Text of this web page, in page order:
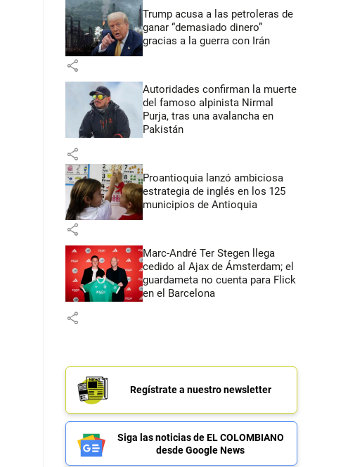
Trump acusa a las petroleras de
ganar “demasiado dinero”
gracias a la guerra con Irán
share
Autoridades confirman la muerte
del famoso alpinista Nirmal
Purja, tras una avalancha en
Pakistán
share
Proantioquia lanzó ambiciosa
estrategia de inglés en los 125
municipios de Antioquia
share
Marc-André Ter Stegen llega
cedido al Ajax de Ámsterdam; el
guardameta no cuenta para Flick
en el Barcelona
share
Regístrate a nuestro newsletter
Siga las noticias de EL COLOMBIANO
desde Google News